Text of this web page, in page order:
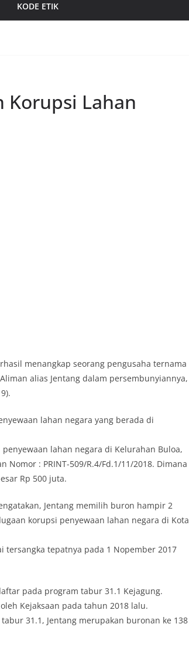
KODE ETIK
Korupsi Lahan
menangkap seorang pengusaha ternama
alias Jentang dalam persembunyiannya,
lahan negara yang berada di
lahan negara di Kelurahan Buloa,
Nomor : PRINT-509/R.4/Fd.1/11/2018. Dimana
Rp 500 juta.
Jentang memilih buron hampir 2
korupsi penyewaan lahan negara di Kota
tersangka tepatnya pada 1 Nopember 2017
pada program tabur 31.1 Kejagung.
Kejaksaan pada tahun 2018 lalu.
31.1, Jentang merupakan buronan ke 138